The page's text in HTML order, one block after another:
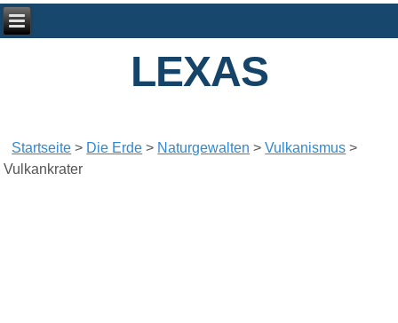
LEXAS
Startseite > Die Erde > Naturgewalten >Vulkanismus >
Vulkankrater